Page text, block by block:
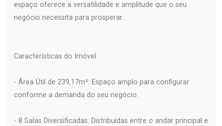
espaço oferece a versatilidade e amplitude que o seu
negócio necessita para prosperar.
Características do Imóvel:
- Área Útil de 239,17m²: Espaço amplo para configurar
conforme a demanda do seu negócio.
- 8 Salas Diversificadas: Distribuídas entre o andar principal e